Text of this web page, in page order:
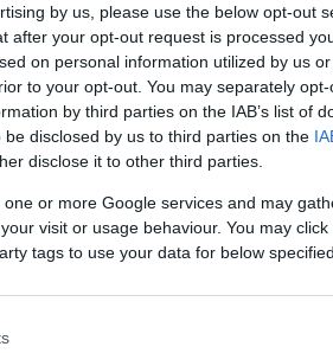
by us, please use the below opt-out
after your opt-out request is processed
on personal information utilized by us
to your opt-out. You may separately
by third parties on the IAB’s list of
disclosed by us to third parties on the
disclose it to other third parties.
or more Google services and may
visit or usage behaviour. You may
tags to use your data for below
feszülés, telítettség érzés a
problémára is utalhat.
panasz, amellyel a
is előfordulhat hasmenés vagy
okot az aggodalomra, ha
második leggyakoribb